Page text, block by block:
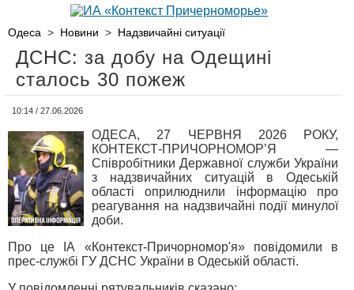
Одеса > Новини > Надзвичайні ситуації
ДСНС: за добу на Одещині
сталось 30 пожеж
10:14 / 27.06.2026
ОДЕСА, 27 ЧЕРВНЯ 2026 РОКУ,
КОНТЕКСТ-ПРИЧОРНОМОР’Я —
Співробітники Державної служби України
з надзвичайних ситуацій в Одеській
області оприлюднили інформацію про
реагування на надзвичайні події минулої
доби.
Про це ІА «Контекст-Причорномор'я» повідомили в
прес-службі ГУ ДСНС України в Одеській області.